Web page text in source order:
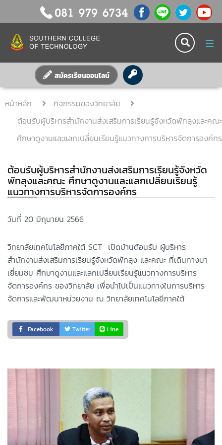
สมัครเรียนออนไลน์
หน้าหลัก
กิจกรรมของวิทยาลัย
ต้อนรับผู้บริหารสำนักงานส่งเสริมการเรียนรู้จังหวัดพัทลุงและคณะ
ศึกษาดูงานและแลกเปลี่ยนเรียนรู้แนวทางการบริหารจัดการองค์กร
ต้อนรับผู้บริหารสำนักงานส่งเสริมการเรียนรู้จังหวัด
พัทลุงและคณะ ศึกษาดูงานและแลกเปลี่ยนเรียนรู้
แนวทางการบริหารจัดการองค์กร
วันที่ 20 มิถุนายน 2566
วิทยาลัยเทคโนโลยีภาคใต้ SCT เปิดบ้านต้อนรับ ผู้บริหาร
สำนักงานส่งเสริมการเรียนรู้จังหวัดพัทลุง และคณะ ที่เดินทางมา
เยี่ยมชม ศึกษาดูงานและแลกเปลี่ยนเรียนรู้แนวทางการบริหาร
จัดการองค์กร ของวิทยาลัย เพื่อนำไปเป็นแนวทางในการบริหาร
จัดการและพัฒนาหน่วยงาน ณ วิทยาลัยเทคโนโลยีภาคใต้
Facebook Twitter Line